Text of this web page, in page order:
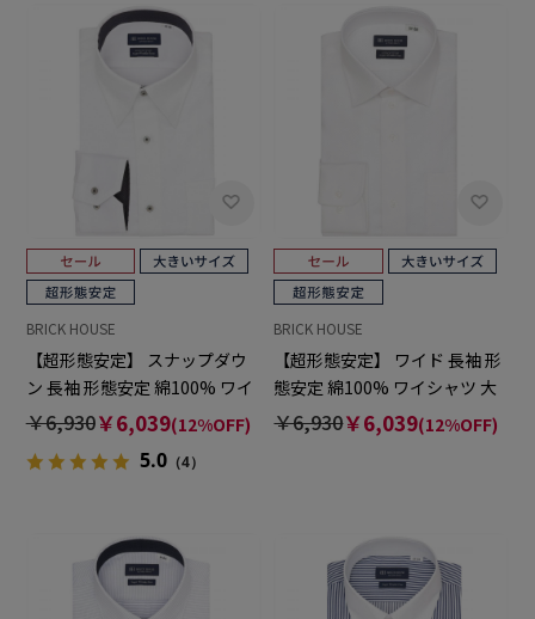
BRICK HOUSE
【超形態安定】 スナップダウ
ン 長袖 形態安定 綿100% ワイ
シャツ 大きいサイズ
￥6,930￥6,039(12%OFF)
5.0（4）
BRICK HOUSE
【超形態安定】 ワイド 長袖 形
態安定 綿100% ワイシャツ 大
きいサイズ
￥6,930￥6,039(12%OFF)